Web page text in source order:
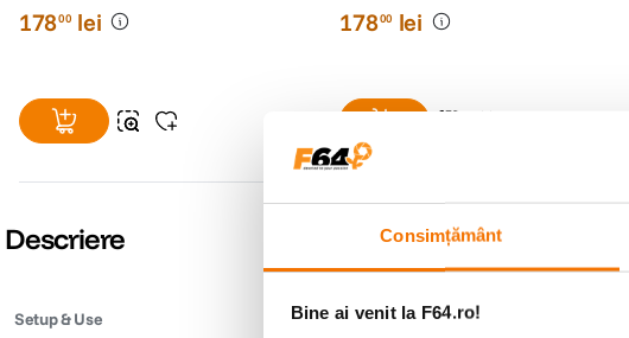
Consimțământ
Bine ai venit la F64.ro!
17800 lei 17800 lei
Descriere
Setup & Use